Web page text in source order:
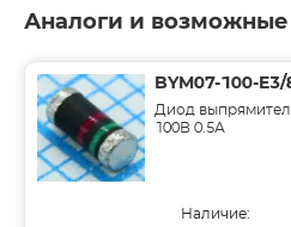
Аналоги и
BYM07-100-E3/
Диод
100В 0.5А
Наличие: